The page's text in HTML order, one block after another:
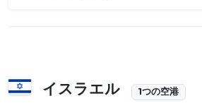
イスラエル 1つの空港